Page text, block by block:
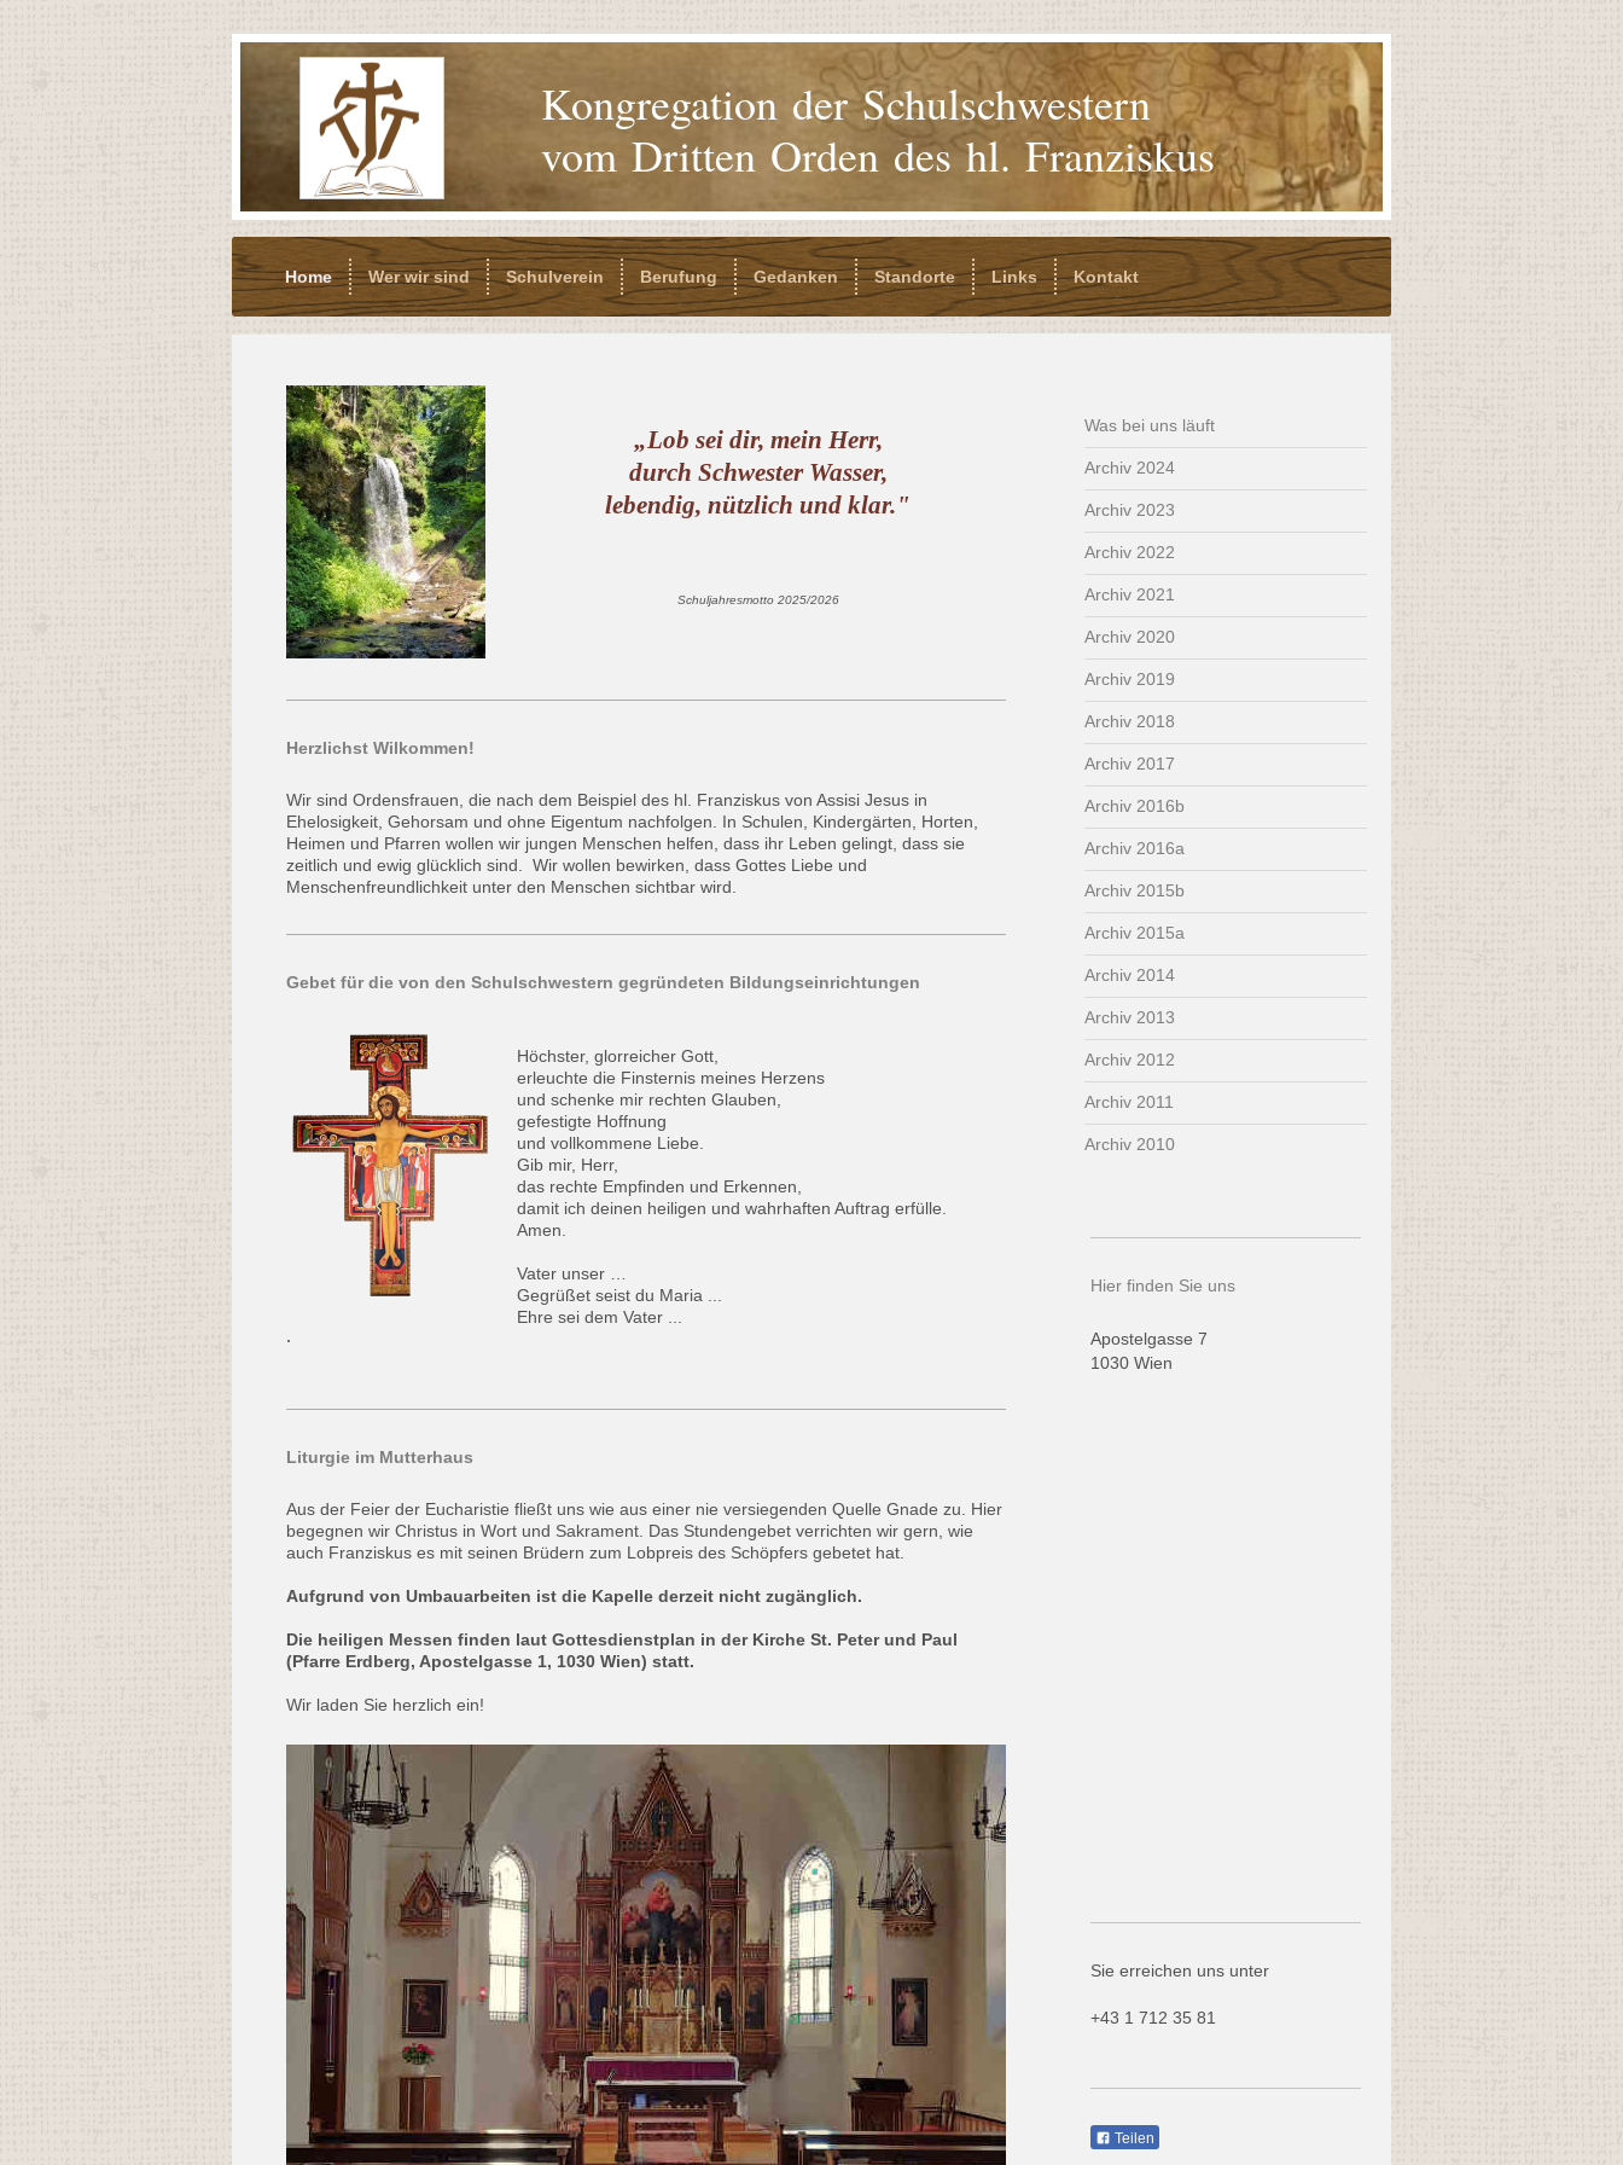
Kongregation der Schulschwestern
vom Dritten Orden des hl. Franziskus
Home Wer wir sind Schulverein Berufung Gedanken Standorte Links Kontakt
„Lob sei dir, mein Herr,
durch Schwester Wasser,
lebendig, nützlich und klar."
Schuljahresmotto 2025/2026
Herzlichst Wilkommen!
Wir sind Ordensfrauen, die nach dem Beispiel des hl. Franziskus von Assisi Jesus in
Ehelosigkeit, Gehorsam und ohne Eigentum nachfolgen. In Schulen, Kindergärten, Horten,
Heimen und Pfarren wollen wir jungen Menschen helfen, dass ihr Leben gelingt, dass sie
zeitlich und ewig glücklich sind. Wir wollen bewirken, dass Gottes Liebe und
Menschenfreundlichkeit unter den Menschen sichtbar wird.
Gebet für die von den Schulschwestern gegründeten Bildungseinrichtungen
Höchster, glorreicher Gott,
erleuchte die Finsternis meines Herzens
und schenke mir rechten Glauben,
gefestigte Hoffnung
und vollkommene Liebe.
Gib mir, Herr,
das rechte Empfinden und Erkennen,
damit ich deinen heiligen und wahrhaften Auftrag erfülle.
Amen.
Vater unser …
Gegrüßet seist du Maria ...
Ehre sei dem Vater ...
.
Liturgie im Mutterhaus
Aus der Feier der Eucharistie fließt uns wie aus einer nie versiegenden Quelle Gnade zu. Hier
begegnen wir Christus in Wort und Sakrament. Das Stundengebet verrichten wir gern, wie
auch Franziskus es mit seinen Brüdern zum Lobpreis des Schöpfers gebetet hat.
Aufgrund von Umbauarbeiten ist die Kapelle derzeit nicht zugänglich.
Die heiligen Messen finden laut Gottesdienstplan in der Kirche St. Peter und Paul
(Pfarre Erdberg, Apostelgasse 1, 1030 Wien) statt.
Wir laden Sie herzlich ein!
Was bei uns läuft
Archiv 2024
Archiv 2023
Archiv 2022
Archiv 2021
Archiv 2020
Archiv 2019
Archiv 2018
Archiv 2017
Archiv 2016b
Archiv 2016a
Archiv 2015b
Archiv 2015a
Archiv 2014
Archiv 2013
Archiv 2012
Archiv 2011
Archiv 2010
Hier finden Sie uns
Apostelgasse 7
1030 Wien
Sie erreichen uns unter
+43 1 712 35 81
Teilen